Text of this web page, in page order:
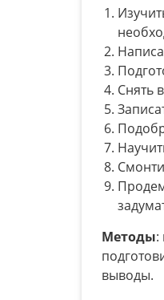
Снять
Методы:
выводы.